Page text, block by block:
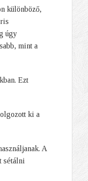
különböző,
úgy
mint a
Ezt
ki a
A
sétálni